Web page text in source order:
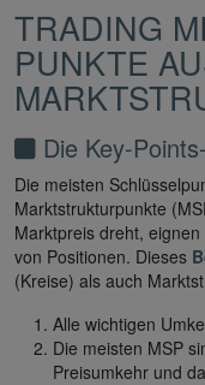
TRADING
PUNKTE
Die Key-
Die meisten
Marktstrukturpunkte
Marktpreis dreht,
von Positionen. Dieses
(Kreise) als auch
Alle wichtigen
Die meisten MSP
Preisumkehr und